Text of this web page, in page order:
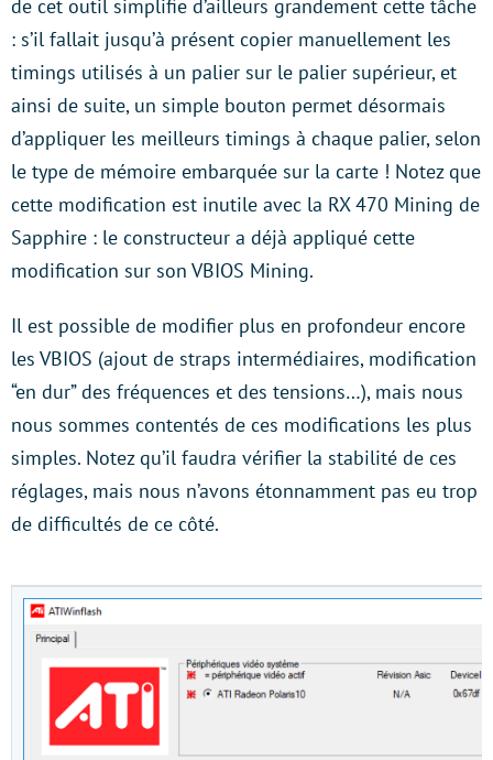
de cet outil simplifie d’ailleurs grandement cette tâche
: s’il fallait jusqu’à présent copier manuellement les
timings utilisés à un palier sur le palier supérieur, et
ainsi de suite, un simple bouton permet désormais
d’appliquer les meilleurs timings à chaque palier, selon
le type de mémoire embarquée sur la carte ! Notez que
cette modification est inutile avec la RX 470 Mining de
Sapphire : le constructeur a déjà appliqué cette
modification sur son VBIOS Mining.
Il est possible de modifier plus en profondeur encore
les VBIOS (ajout de straps intermédiaires, modification
“en dur” des fréquences et des tensions…), mais nous
nous sommes contentés de ces modifications les plus
simples. Notez qu’il faudra vérifier la stabilité de ces
réglages, mais nous n’avons étonnamment pas eu trop
de difficultés de ce côté.